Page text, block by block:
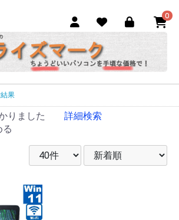
0
果
りました
詳細検索
る